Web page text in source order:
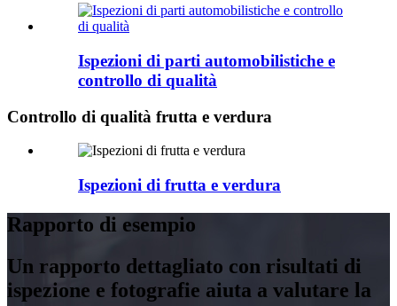
Ispezioni di parti automobilistiche e
controllo di qualità
Controllo di qualità frutta e verdura
Ispezioni di frutta e verdura
Rapporto di esempio
Un rapporto dettagliato con risultati di
ispezione e fotografie aiuta a valutare la